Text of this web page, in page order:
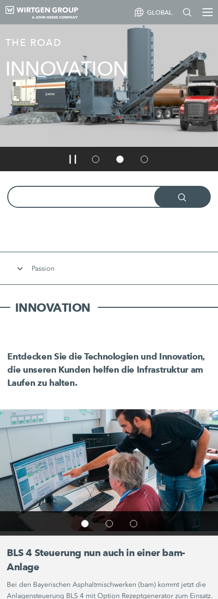
GLOBAL
THE ROAD
INNOVATION
Passion
INNOVATION
Entdecken Sie die Technologien und Innovation,
die unseren Kunden helfen die Infrastruktur am
Laufen zu halten.
BLS 4 Steuerung nun auch in einer bam-
Anlage
Bei den Bayerischen Asphaltmischwerken (bam) kommt jetzt die
Anlagensteuerung BLS 4 mit Option Rezeptgenerator zum Einsatz.